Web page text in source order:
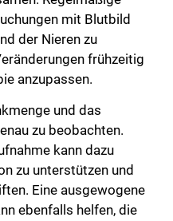
mit Blutbild
der Nieren zu
frühzeitig
anzupassen.
und das
zu beobachten.
kann dazu
zu unterstützen und
Eine ausgewogene
ebenfalls helfen, die